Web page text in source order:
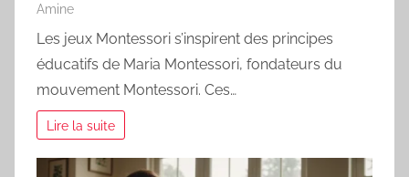
Amine
Les jeux Montessori s’inspirent des principes
éducatifs de Maria Montessori, fondateurs du
mouvement Montessori. Ces…
Lire la suite